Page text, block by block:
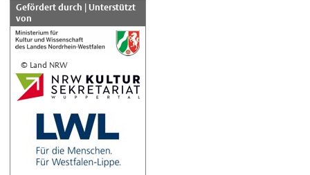
Gefördert durch | Unterstützt
von
© Land NRW